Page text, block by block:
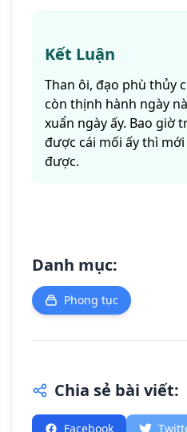
Kết Luận
Than ôi, đạo phù thủy
còn thịnh hành ngày
xuẩn ngày ấy. Bao giờ
được cái mối ấy thì
được.
Danh mục:
Phong tục
Chia sẻ bài viết:
Facebook